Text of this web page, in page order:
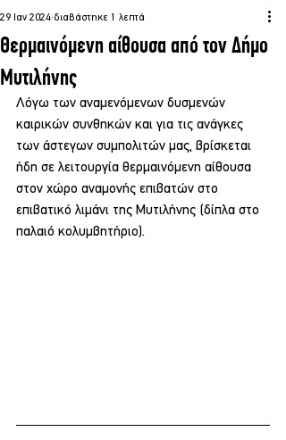
Θερμαινόμενη αίθουσα από τον Δήμο
Μυτιλήνης
29 Ιαν 2024 διαβάστηκε 1 λεπτά
Λόγω των αναμενόμενων δυσμενών
καιρικών συνθηκών και για τις ανάγκες
των άστεγων συμπολιτών μας, βρίσκεται
ήδη σε λειτουργία θερμαινόμενη αίθουσα
στον χώρο αναμονής επιβατών στο
επιβατικό λιμάνι της Μυτιλήνης (δίπλα στο
παλαιό κολυμβητήριο).